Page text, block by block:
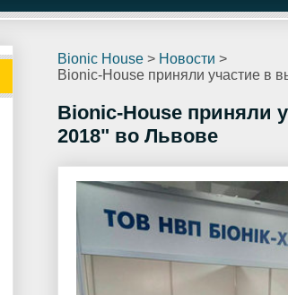
Bionic House > Новости >
Bionic-House приняли участие в
Bionic-House приняли
2018" во Львове